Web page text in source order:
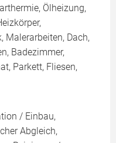
Ölheizung,
Malerarbeiten, Dach,
Badezimmer,
Parkett, Fliesen,
/ Einbau,
Abgleich,